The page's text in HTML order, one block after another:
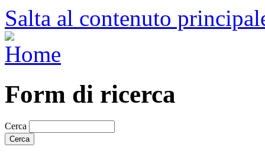
Salta al contenuto
Form di ricerca
Cerca